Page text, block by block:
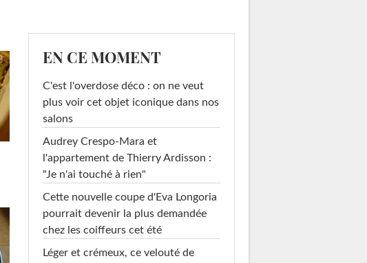
EN CE MOMENT
C'est l'overdose déco : on ne veut
plus voir cet objet iconique dans nos
salons
Audrey Crespo-Mara et
l'appartement de Thierry Ardisson :
"Je n'ai touché à rien"
Cette nouvelle coupe d'Eva Longoria
pourrait devenir la plus demandée
chez les coiffeurs cet été
Léger et crémeux, ce velouté de